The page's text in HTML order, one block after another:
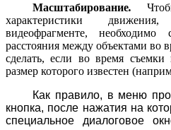
Масштабирование. Ч
характеристики
видеофрагменте, необходимо
расстояния между объектами во
сделать, если во время съемки
размер которого известен
Как правило, в меню
кнопка, после нажатия на
специальное диалоговое